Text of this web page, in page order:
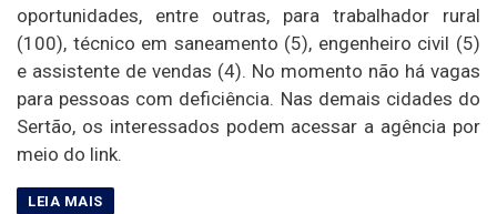
oportunidades, entre outras, para trabalhador rural
(100), técnico em saneamento (5), engenheiro civil (5)
e assistente de vendas (4). No momento não há vagas
para pessoas com deficiência. Nas demais cidades do
Sertão, os interessados podem acessar a agência por
meio do link.